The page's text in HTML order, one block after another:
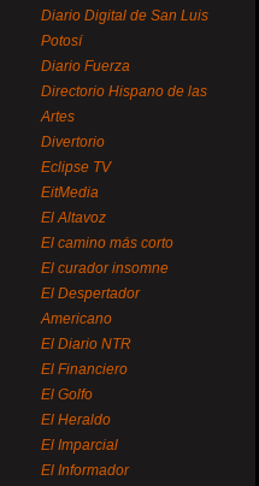
Diario Digital de San Luis
Potosí
Diario Fuerza
Directorio Hispano de las
Artes
Divertorio
Eclipse TV
EitMedia
El Altavoz
El camino más corto
El curador insomne
El Despertador
Americano
El Diario NTR
El Financiero
El Golfo
El Heraldo
El Imparcial
El Informador